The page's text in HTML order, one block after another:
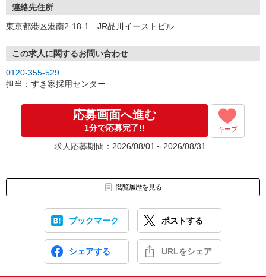
連絡先住所
東京都港区港南2-18-1 JR品川イーストビル
この求人に関するお問い合わせ
0120-355-529
担当：すき家採用センター
応募画面へ進む
1分で応募完了!! キープ
求人応募期間：2026/08/01～2026/08/31
閲覧履歴を見る
ブックマーク ポストする
シェアする URLをシェア